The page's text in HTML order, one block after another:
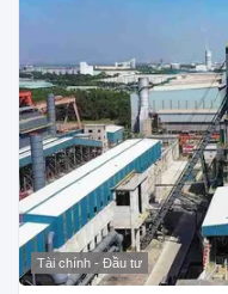
Tài chính - Đầu tư